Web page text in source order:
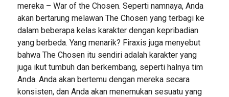
mereka – War of the Chosen. Seperti namnaya, Anda
akan bertarung melawan The Chosen yang terbagi ke
dalam beberapa kelas karakter dengan kepribadian
yang berbeda. Yang menarik? Firaxis juga menyebut
bahwa The Chosen itu sendiri adalah karakter yang
juga ikut tumbuh dan berkembang, seperti halnya tim
Anda. Anda akan bertemu dengan mereka secara
konsisten, dan Anda akan menemukan sesuatu yang